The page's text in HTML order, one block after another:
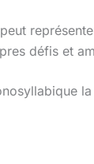
défis et